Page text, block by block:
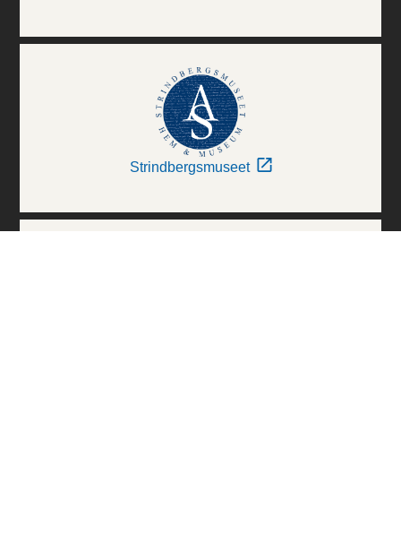
Strindbergsmuseet